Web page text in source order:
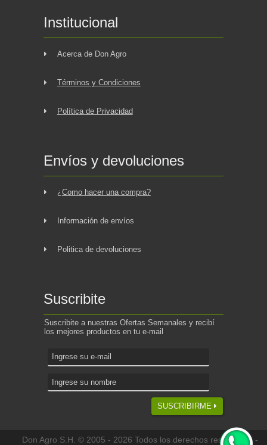
Institucional
Acerca de Don Agro
Términos y Condiciones
Política de Privacidad
Envíos y devoluciones
¿Como hacer una compra?
Información de envíos
Politica de devoluciones
Suscribite
Suscribite a nuestras Ofertas Semanales y recibí
los mejores productos en tu e-mail
SUSCRIBIRME
Don Agro S.H. © 2005 - 2026 Todos los derechos reservados -